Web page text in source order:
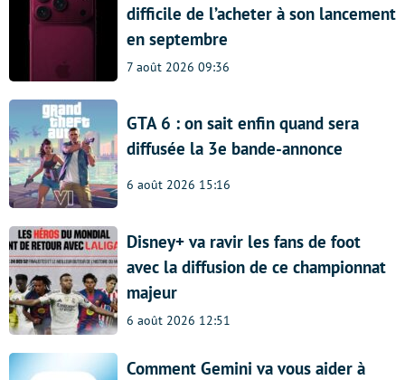
difficile de l’acheter à son lancement
en septembre
7 août 2026 09:36
GTA 6 : on sait enfin quand sera
diffusée la 3e bande-annonce
6 août 2026 15:16
Disney+ va ravir les fans de foot
avec la diffusion de ce championnat
majeur
6 août 2026 12:51
Comment Gemini va vous aider à